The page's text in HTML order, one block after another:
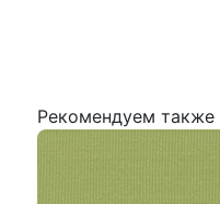
Рекомендуем также